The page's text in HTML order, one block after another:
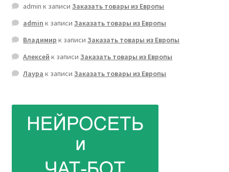
admin к записиЗаказать товары из Европы
admin к записиЗаказать товары из Европы
Владимир к записиЗаказать товары из Европы
Алексей к записиЗаказать товары из Европы
Лаура к записиЗаказать товары из Европы